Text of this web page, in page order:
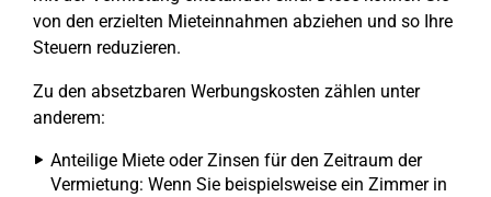
von den erzielten Mieteinnahmen abziehen und so Ihre
Steuern reduzieren.
Zu den absetzbaren Werbungskosten zählen unter
anderem:
Anteilige Miete oder Zinsen für den Zeitraum der
Vermietung: Wenn Sie beispielsweise ein Zimmer in